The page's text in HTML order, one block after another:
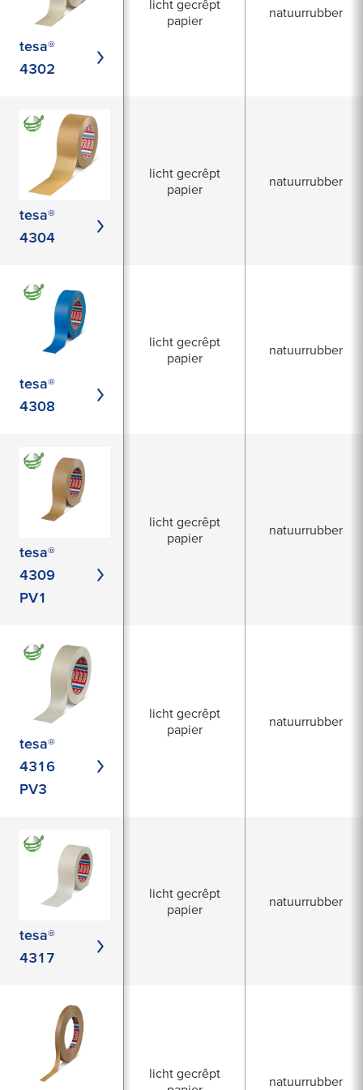
tesa®
4302
licht gecrêpt
papier
natuurrubber
tesa®
4304
licht gecrêpt
papier
natuurrubber
tesa®
4308
licht gecrêpt
papier
natuurrubber
tesa®
4309
PV1
licht gecrêpt
papier
natuurrubber
tesa®
4316
PV3
licht gecrêpt
papier
natuurrubber
tesa®
4317
licht gecrêpt
papier
natuurrubber
licht gecrêpt
natuurrubber